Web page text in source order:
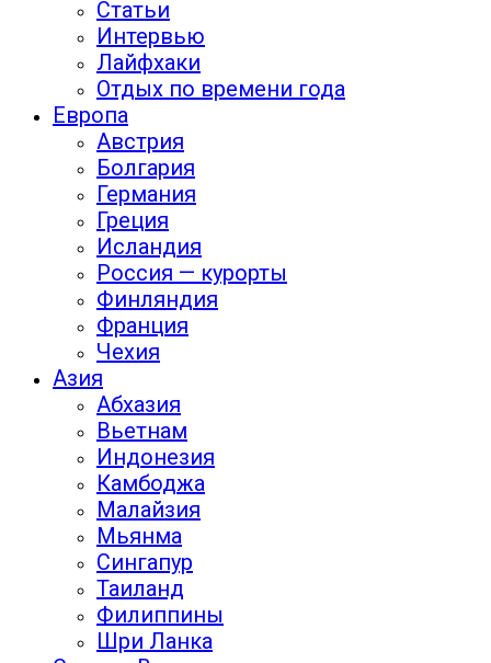
Статьи
Интервью
Лайфхаки
Отдых по времени года
Европа
Австрия
Болгария
Германия
Греция
Исландия
Россия — курорты
Финляндия
Франция
Чехия
Азия
Абхазия
Вьетнам
Индонезия
Камбоджа
Малайзия
Мьянма
Сингапур
Таиланд
Филиппины
Шри Ланка